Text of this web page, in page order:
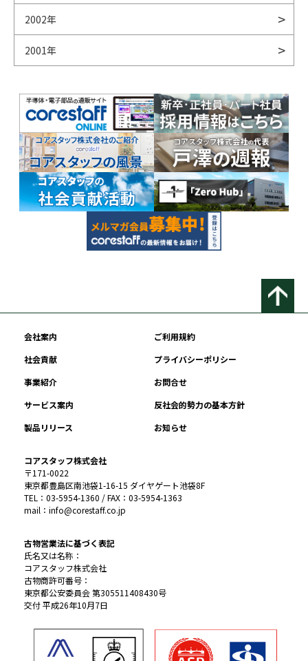
2002年
2001年
会社案内
ご利用規約
社会貢献
プライバシーポリシー
事業紹介
お問合せ
サービス案内
反社会的勢力の基本方針
製品リリース
お知らせ
コアスタッフ株式会社
〒171-0022
東京都豊島区南池袋1-16-15 ダイヤゲート池袋8F
TEL：03-5954-1360 / FAX：03-5954-1363
mail：info@corestaff.co.jp
古物営業法に基づく表記
氏名又は名称：
コアスタッフ株式会社
古物商許可番号：
東京都公安委員会 第305511408430号
交付 平成26年10月7日